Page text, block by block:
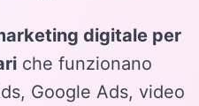
digitale per
che funzionano
Google Ads, video